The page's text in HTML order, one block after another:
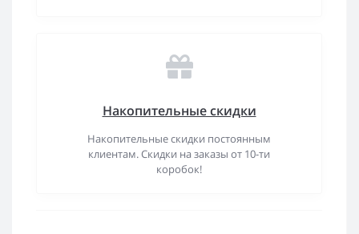
Накопительные скидки
Накопительные скидки постоянным
клиентам. Скидки на заказы от 10-ти
коробок!